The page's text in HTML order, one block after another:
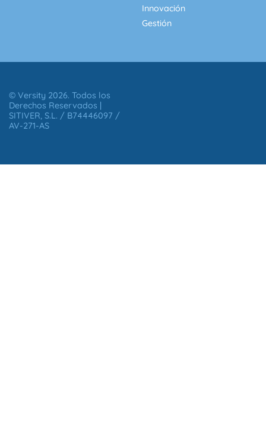
Innovación
Gestión
© Versity 2026. Todos los
Derechos Reservados |
SITIVER, S.L. / B74446097 /
AV-271-AS